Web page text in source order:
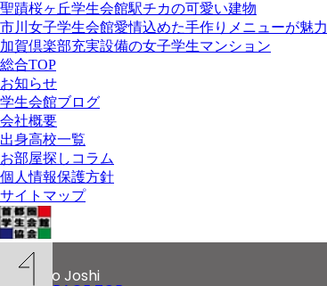
聖蹟桜ヶ丘学生会館駅チカの可愛い建物
市川女子学生会館愛情込めた手作りメニューが魅力
加賀倶楽部充実設備の女子学生マンション
総合TOP
お知らせ
学生会館ブログ
会社概要
出身高校一覧
お部屋探しコラム
個人情報保護方針
サイトマップ
© 2020
Kitazono Joshi